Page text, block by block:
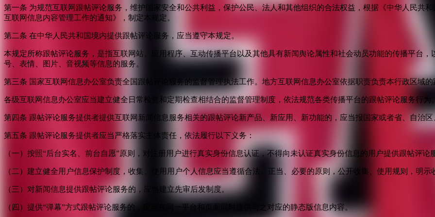
第一条 为规范互联网跟帖评论服务，维护国家安全和公共利益，保护公民、法人和其他组织的合法权益，根据《中华人民共
互联网信息内容管理工作的通知》，制定本规定。
第二条 在中华人民共和国境内提供跟帖评论服务，应当遵守本规定。
本规定所称跟帖评论服务，是指互联网站、应用程序、互动传播平台以及其他具有新闻舆论属性和社会动员功能的传播平台
号、表情、图片、音视频等信息的服务。
第三条 国家互联网信息办公室负责全国跟帖评论服务的监督管理执法工作。地方互联网信息办公室依据职责负责本行政区域
各级互联网信息办公室应当建立健全日常检查和定期检查相结合的监督管理制度，依法规范各类传播平台的跟帖评论服务行为
第四条 跟帖评论服务提供者提供互联网新闻信息服务相关的跟帖评论新产品、新应用、新功能的，应当报国家或者省、自治
第五条 跟帖评论服务提供者应当严格落实主体责任，依法履行以下义务：
（一）按照“后台实名、前台自愿”原则，对注册用户进行真实身份信息认证，不得向未认证真实身份信息的用户提供跟帖评论
（二）建立健全用户信息保护制度，收集、使用用户个人信息应当遵循合法、正当、必要的原则，公开收集、使用规则，明
（三）对新闻信息提供跟帖评论服务的，应当建立先审后发制度。
（四）提供“弹幕”方式跟帖评论服务的，应当在同一平台和页面同时提供与之对应的静态版信息内容。